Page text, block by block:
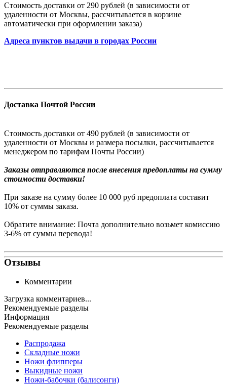
Стоимость доставки от 290 рублей (в зависимости от
удаленности от Москвы, рассчитывается в корзине
автоматически при оформлении заказа)
Адреса пунктов выдачи в городах России
Доставка Почтой России
Стоимость доставки от 490 рублей (в зависимости от
удаленности от Москвы и размера посылки, рассчитывается
менеджером по тарифам Почты России)
Заказы отправляются после внесения предоплаты на сумму
стоимости доставки!
При заказе на сумму более 10 000 руб предоплата составит
10% от суммы заказа.
Обратите внимание: Почта дополнительно возьмет комиссию
3-6% от суммы перевода!
Отзывы
Комментарии
Загрузка комментариев...
Рекомендуемые разделы
Информация
Рекомендуемые разделы
Распродажа
Складные ножи
Ножи флипперы
Выкидные ножи
Ножи-бабочки (балисонги)